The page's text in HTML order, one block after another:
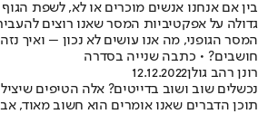
בין אם אנחנו אנשים מוכרים או לא, לשפת
גדולה על אפקטיביות המסר שאנו רוצים
המסר הגופני, מה אנו עושים לא נכון – ואיך
חושבים? • כתבה שנייה בסדרה
רונן רהב גולן12.12.2022
נכשלים שוב ושוב בדייטים? אלה הטיפים
תוכן הדברים שאנו אומרים הוא חשוב מאוד,